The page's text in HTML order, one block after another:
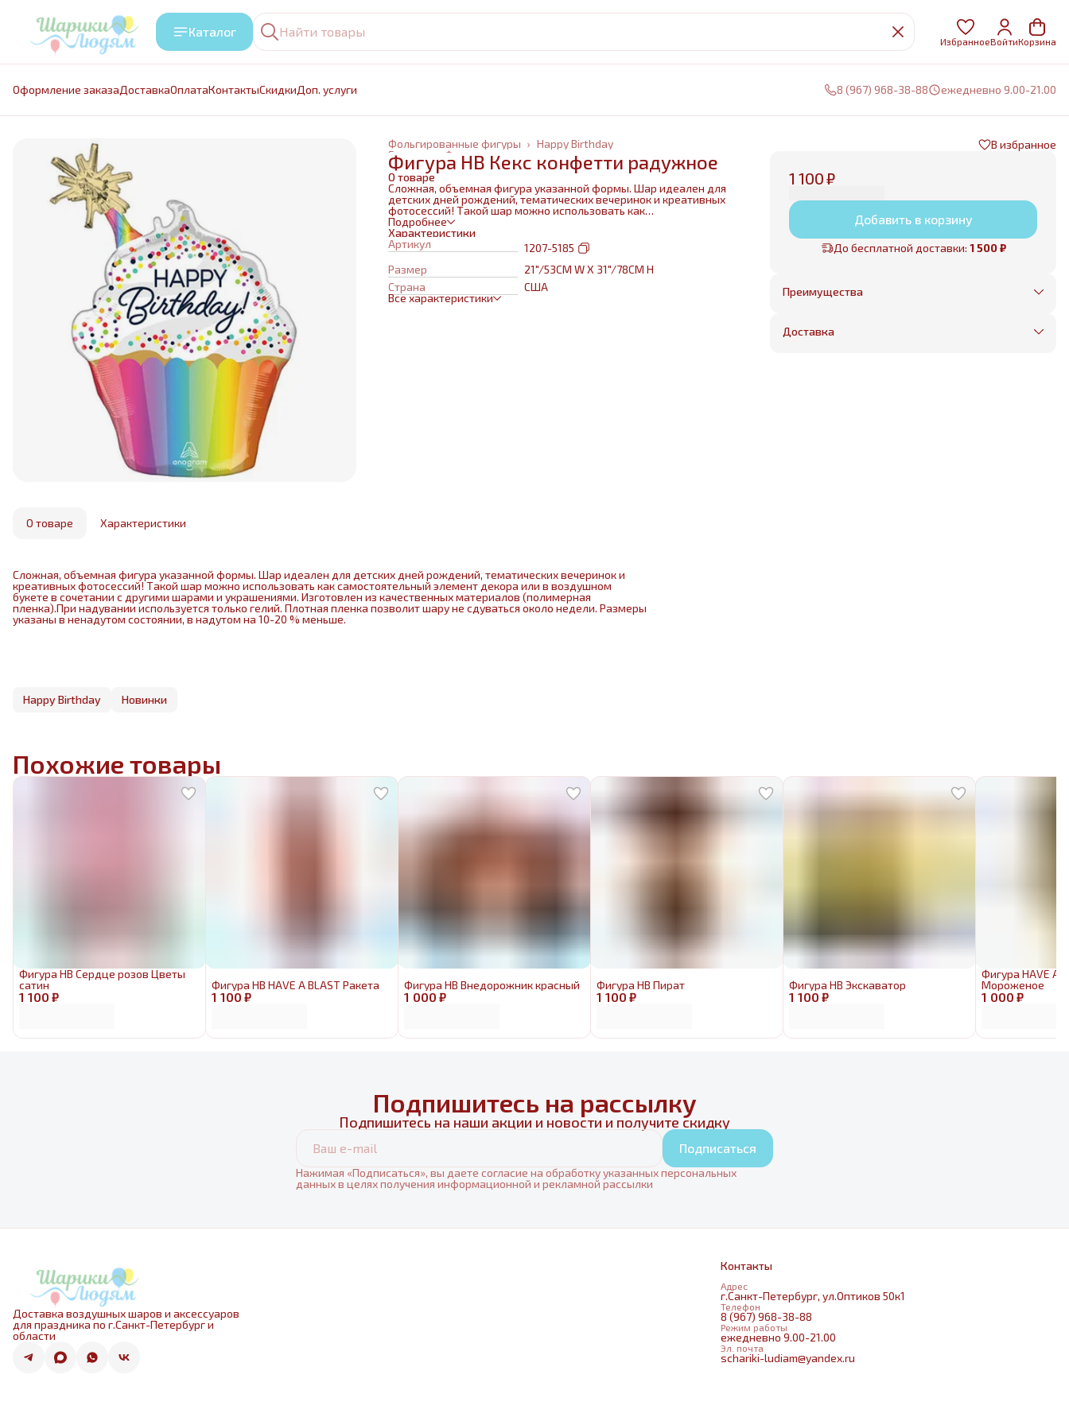
Каталог
ИзбранноеВойтиКорзина
Оформление заказаДоставкаОплатаКонтактыCкидкиДоп. услуги 8 (967) 968-38-88 ежедневно 9.00-21.00
Happy Birthday
Фольгированные фигуры ›
Фольгированные шары
›
Главная
Фигура HB Кекс конфетти радужное
О товаре
Сложная, объемная фигура указанной формы. Шар идеален для
детских дней рождений, тематических вечеринок и креативных
фотосессий! Такой шар можно использовать как
самостоятельный элемент декора или в воздушном букете в
сочетании с другими шарами и украшениями. Изготовлен из
качественных материалов (полимерная пленка).При надувании
используется только гелий. Плотная пленка позволит шару не
сдуваться около недели. Размеры указаны в ненадутом
состоянии, в надутом на 10-20 % меньше.
Подробнее
Характеристики
Артикул
1207-5185
Размер
21"/53CM W X 31"/78CM H
Страна
США
Все характеристики
В избранное
1 100 ₽
Добавить в корзину
До бесплатной доставки: 1 500 ₽
Преимущества
Оплата частями в Сплит
Бесплатная доставка в пределах КАД
Доставка
О товаре Характеристики
Сложная, объемная фигура указанной формы. Шар идеален для детских дней рождений, тематических вечеринок и
креативных фотосессий! Такой шар можно использовать как самостоятельный элемент декора или в воздушном
букете в сочетании с другими шарами и украшениями. Изготовлен из качественных материалов (полимерная
пленка).При надувании используется только гелий. Плотная пленка позволит шару не сдуваться около недели. Размеры
указаны в ненадутом состоянии, в надутом на 10-20 % меньше.
Happy Birthday Новинки
Похожие товары
1 100 ₽
Фигура HB Сердце розов Цветы
сатин
1 100 ₽
Фигура HB HAVE A BLAST Ракета
1 000 ₽
Фигура HB Внедорожник красный
1 100 ₽
Фигура HB Пират
1 100 ₽
Фигура HB Экскаватор
1 000 ₽
Фигура HAVE A
Мороженое
Подпишитесь на рассылку
Подпишитесь на наши акции и новости и получите скидку
Подписаться
Нажимая «Подписаться», вы даете согласие на обработку указанных персональных
данных в целях получения информационной и рекламной рассылки
Доставка воздушных шаров и аксессуаров
для праздника по г.Санкт-Петербург и
области
Контакты
Адрес
г.Санкт-Петербург, ул.Оптиков 50к1
Телефон
8 (967) 968-38-88
Режим работы
ежедневно 9.00-21.00
Эл. почта
schariki-ludiam@yandex.ru